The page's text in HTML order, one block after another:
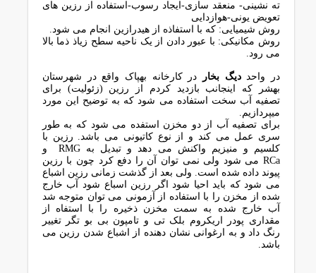
ته نشینی- منعقد سازی-ایجاد رسوب-استفاده از رزین های
تعویض یونی-هوازدایی
روش شیمیایی: که با استفاذه از هیدرازین انجام می شود.
روش مکانیکی: با عبور دادن از یک ناحیه سطح زیاذ ذما بالا
می رود.
در واحددیگ بخار
در کارخانه بهپاک واقع در شهرستان
بهشر که اینجانب بازدید کردم از رزین (زئولیت) برای
تصفیه آب سخت استفاده می شود که به توضیح این مورد
میپردازیم.
برای تصفیه آب از دو مخزن استفده می شود که به طور
سری عمل می کند و از نوع کاتیونی می باشد. رزین با
کلسیم و منیزیم واکنش می دهد و تبدیل به RMG و
RCa می شود ولی نمی توان آن را دفع کرد چون با رزین
پیوند داده شده است. ولی بعد از گذشت زمانی رزین اشباع
می شود که باید احیا شود اگر رزین اسباع شود آب خارج
شده از مخزن را با استفاده از آزمونی می توان متوجه شد
آب خارج شده به سمت مخزن ذخیره را با استفاه از
مقداری پودر اریکروم بلک تی و تامپون بی بو تگر تغییر
رنگ داد و به ارغوانی نشان دهنده از اشباع شدن رزین می
باشد.